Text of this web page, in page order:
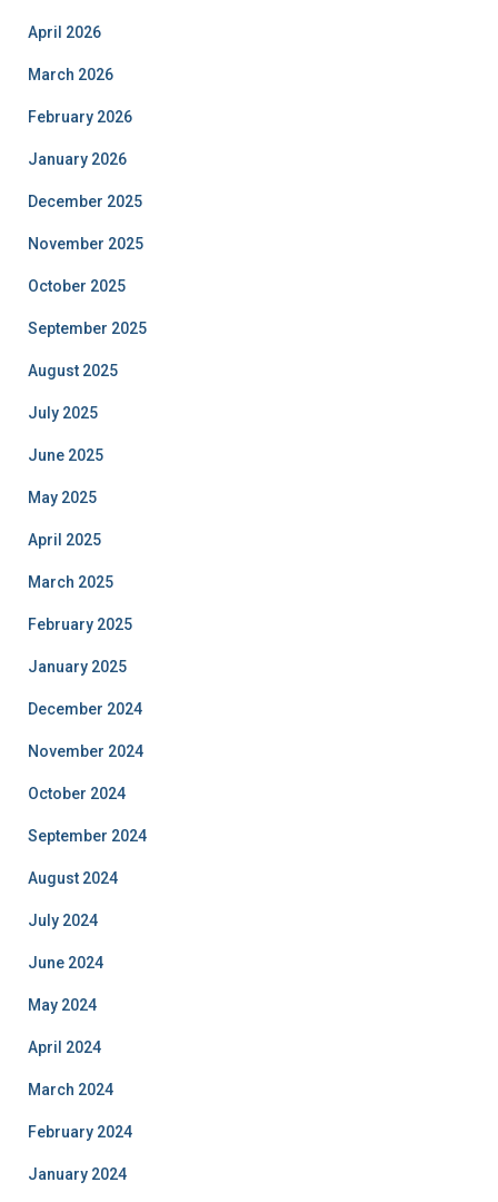
April 2026
March 2026
February 2026
January 2026
December 2025
November 2025
October 2025
September 2025
August 2025
July 2025
June 2025
May 2025
April 2025
March 2025
February 2025
January 2025
December 2024
November 2024
October 2024
September 2024
August 2024
July 2024
June 2024
May 2024
April 2024
March 2024
February 2024
January 2024